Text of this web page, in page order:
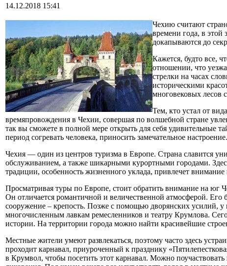
14.12.2018 15:41
Чехию считают
времени года, в
докапываются до
Кажется, будто все,
отношении, что
стрелки на часах
историческими
многовековых лесов
Тем, кто устал от
времяпровождения в Чехии, совершая по волшебной стране
так вы сможете в полной мере открыть для себя
период согревать человека, приносить замечательное настроение.
Чехия — один из центров туризма в Европе. Страна славится
обслуживанием, а также шикарными курортными городами.
традиции, особенность жизненного уклада, привлечет
Просматривая туры по Европе, стоит обратить внимание на юг
Он отличается романтичной и величественной атмосферой. Его
сооружение – крепость. Позже с помощью дворянских усилий,
многочисленным лавкам ремесленников и театру Крумлова.
истории. На территории города можно найти красивейшие
Местные жители умеют развлекаться, поэтому часто здесь
проходит карнавал, приуроченный к празднику
в Крумвол, чтобы посетить этот карнавал. Можно